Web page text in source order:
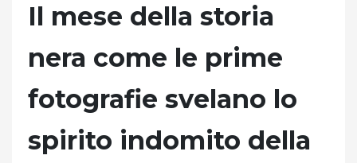
Il mese della storia
nera come le prime
fotografie svelano lo
spirito indomito della